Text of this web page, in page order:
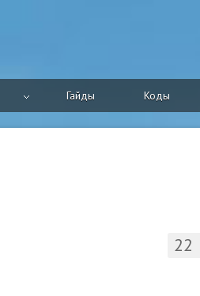
Гайды Коды
22